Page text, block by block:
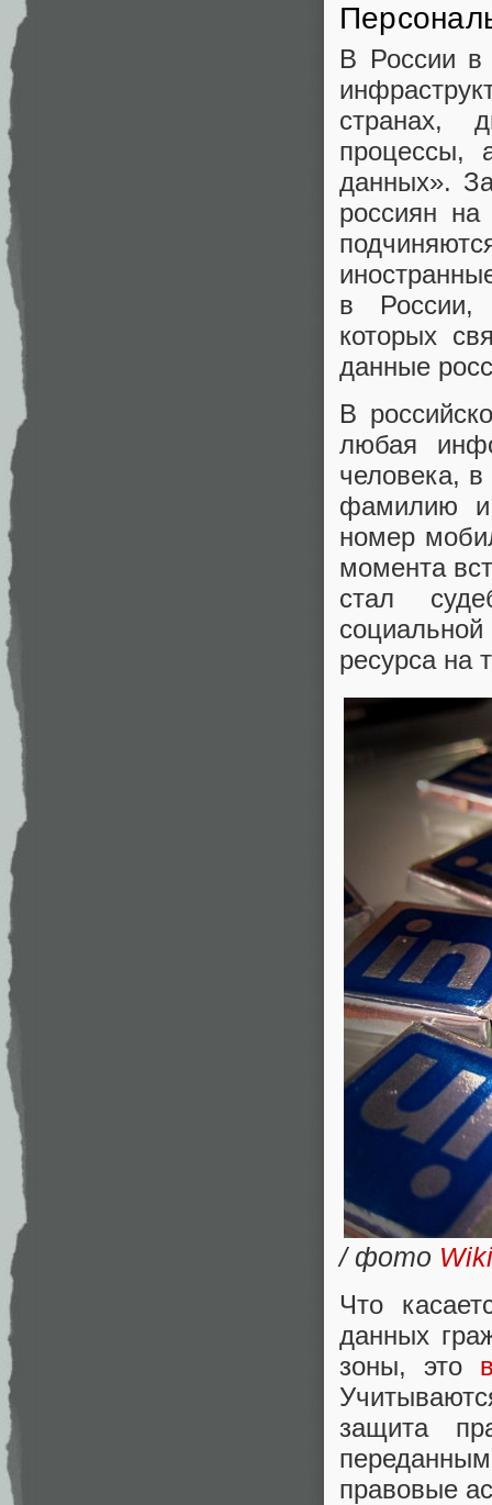
В России
странах,
процессы,
данных».
россиян
в России,
которых
данные
В
любая
человека,
фамилию и
номер
момента
стал
ресурса на
/ фото
Что
данных
зоны, это
защита
правовые